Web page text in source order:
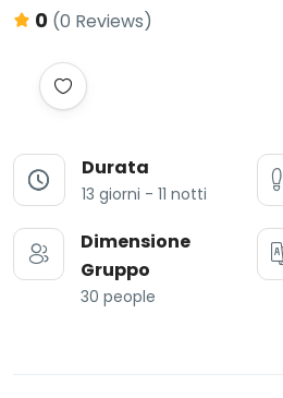
0 (0 Reviews)
Durata
13 giorni - 11 notti
Dimensione
Gruppo
30 people